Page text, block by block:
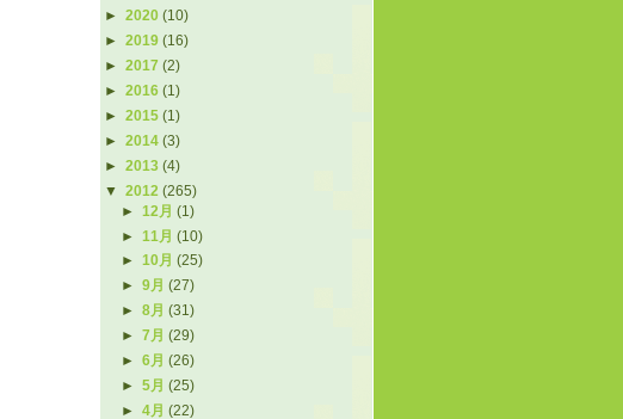
► 2020 (10)
► 2019 (16)
► 2017 (2)
► 2016 (1)
► 2015 (1)
► 2014 (3)
► 2013 (4)
▼ 2012 (265)
►12月(1)
►11月(10)
►10月(25)
►9月(27)
►8月(31)
►7月(29)
►6月(26)
►5月(25)
►4月(22)